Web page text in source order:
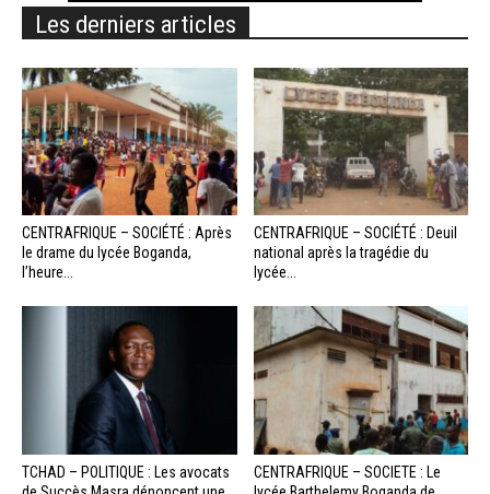
Les derniers articles
CENTRAFRIQUE – SOCIÉTÉ : Après
le drame du lycée Boganda,
l’heure...
CENTRAFRIQUE – SOCIÉTÉ : Deuil
national après la tragédie du
lycée...
TCHAD – POLITIQUE : Les avocats
CENTRAFRIQUE – SOCIETE : Le